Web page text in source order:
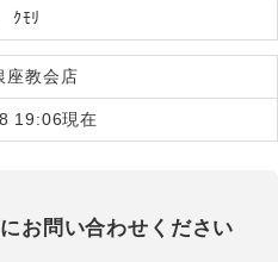
ｸﾓﾘ
座教会店
19:06現在
お問い合わせください